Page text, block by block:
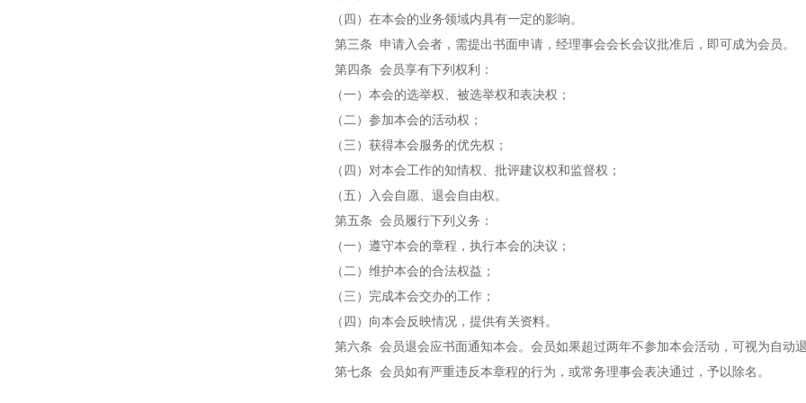
（四）在本会的业务领域内具有一定的影响。
第三条 申请入会者，需提出书面申请，经理事会会长会议批准后，即可成为会员。
第四条 会员享有下列权利：
（一）本会的选举权、被选举权和表决权；
（二）参加本会的活动权；
（三）获得本会服务的优先权；
（四）对本会工作的知情权、批评建议权和监督权；
（五）入会自愿、退会自由权。
第五条 会员履行下列义务：
（一）遵守本会的章程，执行本会的决议；
（二）维护本会的合法权益；
（三）完成本会交办的工作；
（四）向本会反映情况，提供有关资料。
第六条 会员退会应书面通知本会。会员如果超过两年不参加本会活动，可视为自动退
第七条 会员如有严重违反本章程的行为，或常务理事会表决通过，予以除名。